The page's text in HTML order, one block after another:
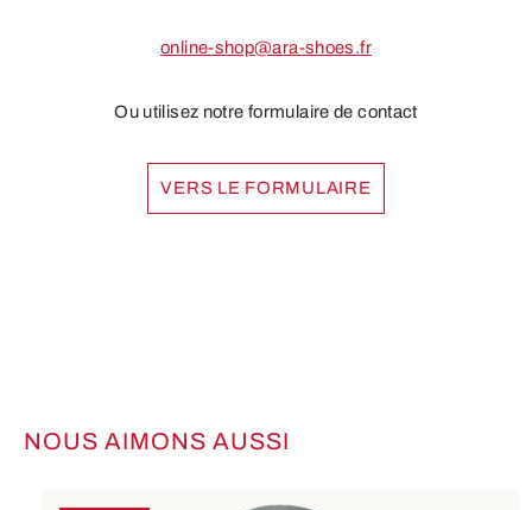
online-shop@ara-shoes.fr
Ou utilisez notre formulaire de contact
VERS LE FORMULAIRE
Ignorer la galerie de produits
NOUS AIMONS AUSSI